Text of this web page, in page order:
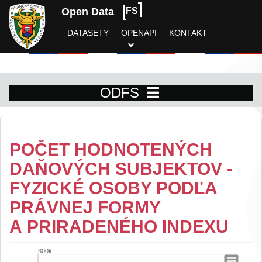
Open Data FS
DATASETY OPENAPI KONTAKT
ODFS
POČET HODNOTENÝCH
DAŇOVÝCH SUBJEKTOV -
FYZICKÉ OSOBY PODĽA
PRÁVNEJ FORMY
A PRIRADENÉHO INDEXU
300k